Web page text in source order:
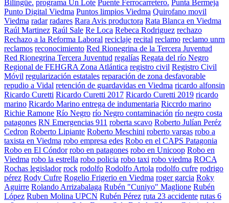
Bilingüe. programa Un Lote Puente Ferrocarretero. Punta Bermeja
Punto Digital Viedma Puntos limpios Viedma Quirofano movil
Viedma radar radares Rara Avis productora Rata Blanca en Viedma
Raúl Martinez Raúl Sale Re Loca Rebeca Rodriguez rechazo
Rechazo a la Reforma Laboral reciclaje recital reclamo reclamo unrn
reclamos reconocimiento Red Rionegrina de la Tercera Juventud
Red Rionegrina Tercera Juventud regalías Regata del río Negro
Regional de FEHGRA Zona Atlántica registro civil Registro Civil
Móvil regularización estatales reparación de zona desfavorable
repudio a Vidal retención de guardavidas en Viedma ricardo alfonsin
Ricardo Curetti Ricardo Curetti 2017 Ricardo Curetti 2019 ricardo
marino Ricardo Marino entrega de indumentaria Riccrdo marino
Richie Ramone Río Negro río Negro contaminación río negro costa
patagones RN Emergencias 911 roberta scavo Roberto Julían Peréz
Cedron Roberto Lipiante Roberto Meschini roberto vargas robo a
taxista en Viedma robo empresa edes Robo en el CAPS Patagonia
Robo en El Cóndor robo en patagones robo en Unicoop Robo en
Viedma robo la estrella robo policia robo taxi robo viedma ROCA
Rochas legislador rock rodolfo Rodolfo Artola rodolfo cufre rodrigo
pérez Rody Cufre Rogelio Frigerio en Viedma roger garcia Roky
Aguirre Rolando Arrizabalaga Rubén "Cuniyo" Maglione Rubén
López Ruben Molina UPCN Rubén Pérez ruta 23 accidente rutas 6